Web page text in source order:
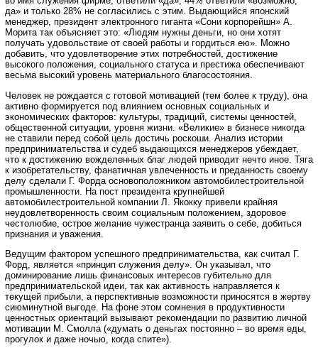
да» и только 28% не согласились с этим. Выдающийся японский
менеджер, президент электронного гиганта «Сони корпорейшн» А.
Морита так объясняет это: «Людям нужны деньги, но они хотят
получать удовольствие от своей работы и гордиться ею». Можно
добавить, что удовлетворение этих потребностей, достижение
высокого положения, социального статуса и престижа обеспечивают
весьма высокий уровень материального благосостояния.
Человек не рождается с готовой мотивацией (тем более к труду), она
активно формируется под влиянием основных социальных и
экономических факторов: культуры, традиций, системы ценностей,
общественной ситуации, уровня жизни. «Великие» в бизнесе никогда
не ставили перед собой цель достичь роскоши. Анализ истории
предпринимательства и судеб выдающихся менеджеров убеждает,
что к достижению вожделенных благ людей приводит нечто иное. Тяга
к изобретательству, фанатичная увлеченность и преданность своему
делу сделали Г. Форда основоположником автомобилестроительной
промышленности. На пост президента крупнейшей
автомобилестроительной компании Л. Якокку привели крайняя
неудовлетворенность своим социальным положением, здоровое
честолюбие, острое желание чужестранца заявить о себе, добиться
признания и уважения.
Ведущим фактором успешного предпринимательства, как считал Г.
Форд, является «принцип служения делу». Он указывал, что
доминирование лишь финансовых интересов губительно для
предпринимательской идеи, так как активность направляется к
текущей прибыли, а перспективные возможности приносятся в жертву
сиюминутной выгоде. На фоне этом сомнения в продуктивности
ценностных ориентаций вызывают рекомендации по развитию личной
мотивации М. Смолла («думать о деньгах постоянно – во время еды,
прогулок и даже ночью, когда спите»).